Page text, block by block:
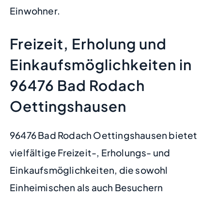
Einwohner.
Freizeit, Erholung und
Einkaufsmöglichkeiten in
96476 Bad Rodach
Oettingshausen
96476 Bad Rodach Oettingshausen bietet
vielfältige Freizeit-, Erholungs- und
Einkaufsmöglichkeiten, die sowohl
Einheimischen als auch Besuchern